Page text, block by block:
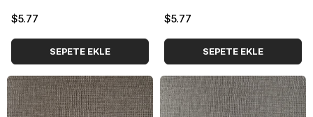
$5.77
SEPETE EKLE
$5.77
SEPETE EKLE